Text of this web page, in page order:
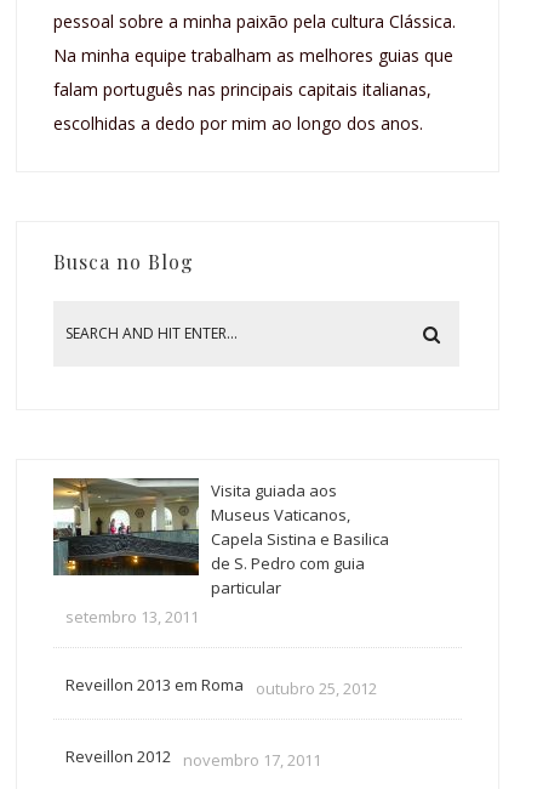
pessoal sobre a minha paixão pela cultura Clássica.
Na minha equipe trabalham as melhores guias que
falam português nas principais capitais italianas,
escolhidas a dedo por mim ao longo dos anos.
Busca no Blog
Visita guiada aos
Museus Vaticanos,
Capela Sistina e Basilica
de S. Pedro com guia
particular
setembro 13, 2011
Reveillon 2013 em Roma outubro 25, 2012
Reveillon 2012 novembro 17, 2011